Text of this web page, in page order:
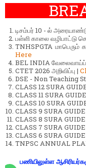
டிசம்பர் 10 - ல்
பள்ளி காலை வழிபாட்டு
TNHSPGTA
Here
BEL INDIA வேலைவாய்ப்பு
CTET 2026 அறிவிப்பு |
DSE - Non Teaching
CLASS 12 SURA
CLASS 11 SURA
CLASS 10 SURA
CLASS 9 SURA
CLASS 8 SURA
CLASS 7 SURA
CLASS 6 SURA
TNPSC ANNUAL
பணியிலுள்ள